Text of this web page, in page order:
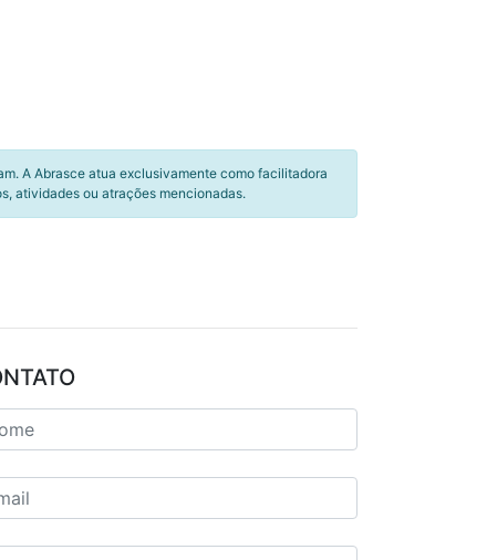
A Abrasce atua exclusivamente como facilitadora
atividades ou atrações mencionadas.